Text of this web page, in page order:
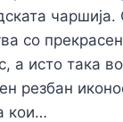
чаршија.
со прекрасен
а исто така
резбан
кои…